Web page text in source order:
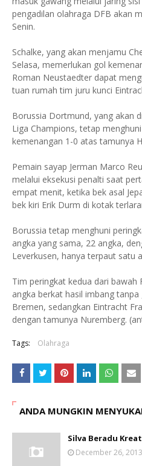
pengadilan olahraga DFB akan
Senin.
Schalke, yang akan menjamu
Selasa, memerlukan gol
Roman Neustaedter dapat
tuan rumah tim juru kunci
Borussia Dortmund, yang akan
Liga Champions, tetap
kemenangan 1-0 atas tamunya
Pemain sayap Jerman Marco
melalui eksekusi penalti saat
empat menit, ketika bek asal
bek kiri Erik Durm di kotak
Borussia tetap menghuni
angka yang sama, 22 angka,
Leverkusen, hanya terpaut satu
Tim peringkat kedua dari bawah
angka berkat hasil imbang
Bremen, sedangkan Eintracht
dengan tamunya Nuremberg.
Tags: Olahraga
ANDA MUNGKIN
Silva Beradu
December 26, 2013